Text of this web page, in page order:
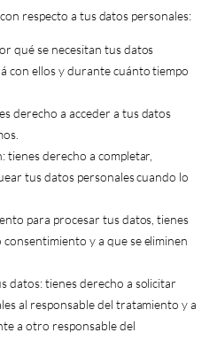
respecto a tus datos personales:
qué se necesitan tus datos
con ellos y durante cuánto tiempo
derecho a acceder a tus datos
tienes derecho a completar,
tus datos personales cuando lo
para procesar tus datos, tienes
y a que se eliminen
datos: tienes derecho a solicitar
al responsable del tratamiento y a
a otro responsable del